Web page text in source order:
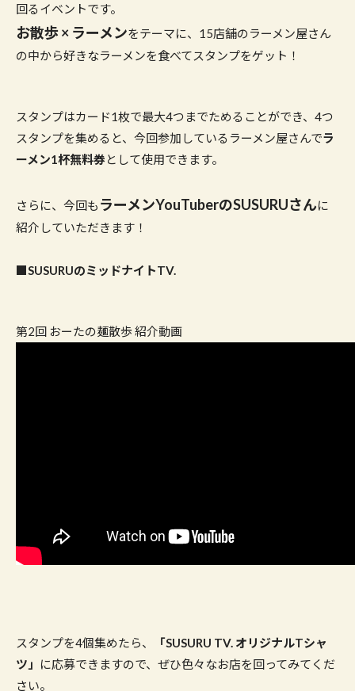
回るイベントです。
お散歩 × ラーメンをテーマに、15店舗のラーメン屋さん
の中から好きなラーメンを食べてスタンプをゲット！
スタンプはカード1枚で最大4つまでためることができ、4つ
スタンプを集めると、今回参加しているラーメン屋さんでラ
ーメン1杯無料券として使用できます。
さらに、今回も ラーメンYouTuberのSUSURUさんに
紹介していただきます！
■SUSURUのミッドナイトTV.
第2回 おーたの麺散歩 紹介動画
スタンプを4個集めたら、
「SUSURU TV. オリジナルTシャ
ツ」
に応募できますので、ぜひ色々なお店を回ってみてくだ
さい。